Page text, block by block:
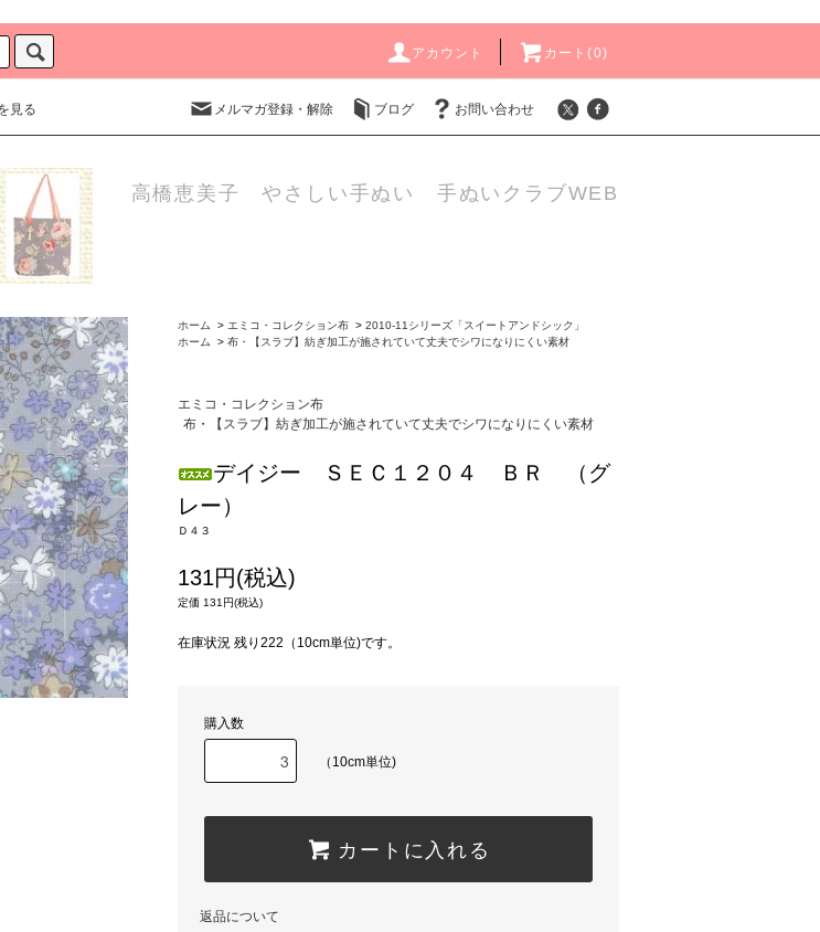
アカウント カート(0)
見る メルマガ登録・解除 ブログ お問い合わせ
高橋恵美子 やさしい手ぬい 手ぬいクラブWEB
ホーム > エミコ・コレクション布 > 2010-11シリーズ「スイートアンドシック」
ホーム
> 布・【スラブ】紡ぎ加工が施されていて丈夫でシワになりにくい素材
エミコ・コレクション布
布・【スラブ】紡ぎ加工が施されていて丈夫でシワになりにくい素材
デイジー ＳＥＣ１２０４ ＢＲ （グ
レー）
Ｄ４３
131円(税込)
定価 131円(税込)
在庫状況 残り222（10cm単位)です。
購入数
（10cm単位)
カートに入れる
返品について